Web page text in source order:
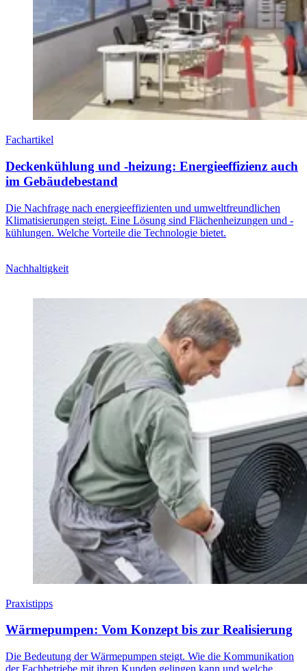
Fachartikel
Deckenkühlung und -heizung: Energieeffizienz auch
im Gebäudebestand
Die Nachfrage nach energieeffizienten und umweltfreundlichen
Klimatisierungen steigt. Eine Lösung sind Flächenheizungen und -
kühlungen. Welche Vorteile die Technologie bietet.
Nachhaltigkeit
Praxistipps
Wärmepumpen: Vom Konzept bis zur Realisierung
Die Bedeutung der Wärmepumpen steigt. Wie die Kommunikation
der Fachbetriebe mit ihren Kunden gelingen kann und welche